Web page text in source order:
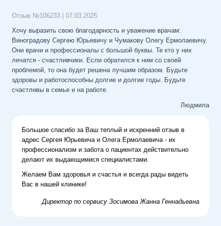
Отзыв №106233
07.03.2025
Хочу выразить свою благодарность и уважение врачам:
Виноградову Сергею Юрьевичу и Чумакову Олегу Ермолаевичу.
Они врачи и профессионалы с большой буквы. Те кто у них
лечатся - счастливчики. Если обратился к ним со своей
проблемой, то она будет решена лучшим образом. Будьте
здоровы и работоспособны долгие и долгие годы. Будьте
счастливы в семье и на работе.
Людмила
Большое спасибо за Ваш теплый и искренний отзыв в
адрес Сергея Юрьевича и Олега Ермолаевича - их
профессионализм и забота о пациентах действительно
делают их выдающимися специалистами.
Желаем Вам здоровья и счастья и всегда рады видеть
Вас в нашей клинике!
Директор по сервису Зосимова Жанна Геннадьевна